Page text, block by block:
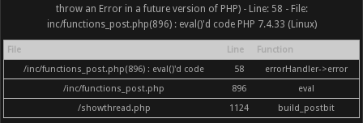
throw an Error in a future version of PHP) - Line: 58 - File:
inc/functions_post.php(896) : eval()'d code PHP 7.4.33 (Linux)
File Line
Function
/inc/functions_post.php(896) : eval()'d code
58
errorHandler->error
/inc/functions_post.php
896
eval
/showthread.php
1124 build_postbit